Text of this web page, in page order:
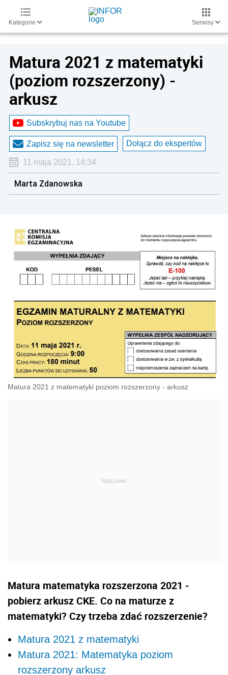
Kategorie Serwisy
Matura 2021 z matematyki
(poziom rozszerzony) -
arkusz
Subskrybuj nas na Youtube
Zapisz się na newsletter Dołącz do ekspertów
11 maja 2021, 14:34
Marta Zdanowska
Matura 2021 z matematyki poziom rozszerzony - arkusz
Matura matematyka rozszerzona 2021 -
pobierz arkusz CKE. Co na maturze z
matematyki? Czy trzeba zdać rozszerzenie?
Matura 2021 z matematyki
Matura 2021: Matematyka poziom
rozszerzony arkusz